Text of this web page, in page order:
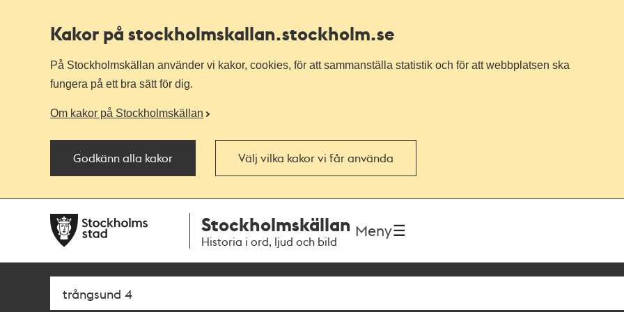
Kakor på stockholmskallan.stockholm.se
På Stockholmskällan använder vi kakor, cookies, för att sammanställa statistik och för att webbplatsen ska
fungera på ett bra sätt för dig.
Om kakor på Stockholmskällan
Godkänn alla kakor Välj vilka kakor vi får använda
navigationen
huvudinnehållet
Stockholmskällan
Historia i ord, ljud och bild
Meny
SökFritextsök